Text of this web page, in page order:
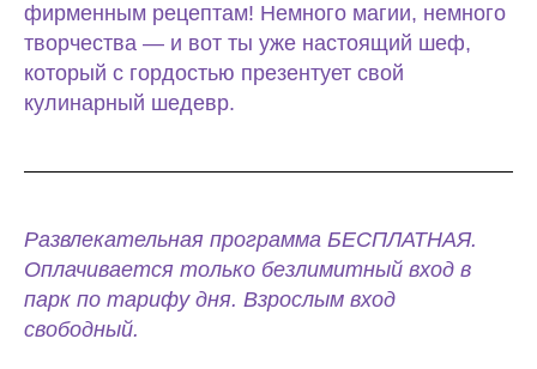
фирменным рецептам! Немного магии, немного
творчества — и вот ты уже настоящий шеф,
который с гордостью презентует свой
кулинарный шедевр.
Развлекательная программа БЕСПЛАТНАЯ.
Оплачивается только безлимитный вход в
парк по тарифу дня. Взрослым вход
свободный.